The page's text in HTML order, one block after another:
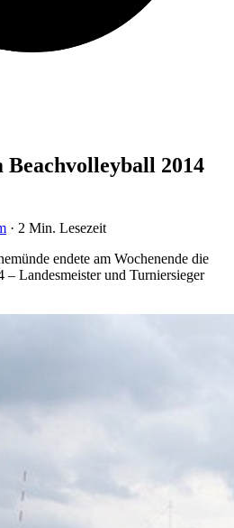
2014
· 2 Min. Lesezeit
endete am Wochenende die
Landesmeister und Turniersieger